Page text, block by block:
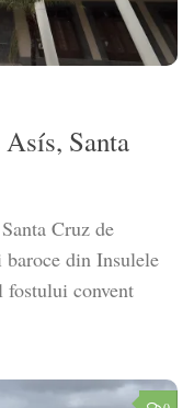
Santa
Cruz de
baroce din Insulele
fostului convent